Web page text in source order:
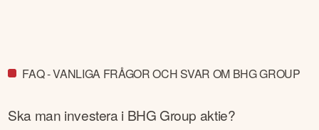
FAQ - VANLIGA FRÅGOR OCH SVAR OM BHG GROUP
Ska man investera i BHG Group aktie?